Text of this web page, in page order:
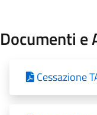
Documenti e
Cessazione